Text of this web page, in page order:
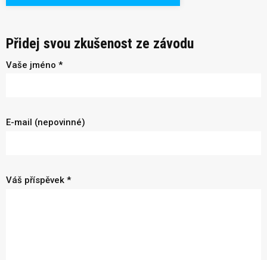
Přidej svou zkušenost ze závodu
Vaše jméno *
E-mail (nepovinné)
Váš příspěvek *